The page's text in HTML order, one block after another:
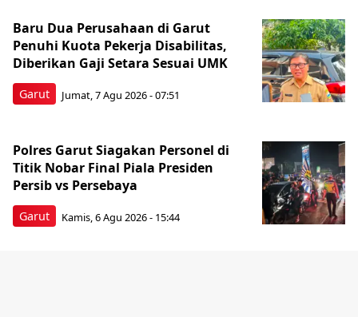
Garut
Baru Dua Perusahaan di Garut
Penuhi Kuota Pekerja Disabilitas,
Diberikan Gaji Setara Sesuai UMK
Jumat, 7 Agu 2026 - 07:51
Garut
Polres Garut Siagakan Personel di
Titik Nobar Final Piala Presiden
Persib vs Persebaya
Kamis, 6 Agu 2026 - 15:44